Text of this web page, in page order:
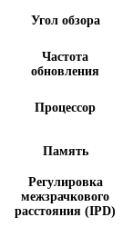
Угол обзора
Частота
обновления
Процессор
Память
Регулировка
межзрачкового
расстояния (IPD)